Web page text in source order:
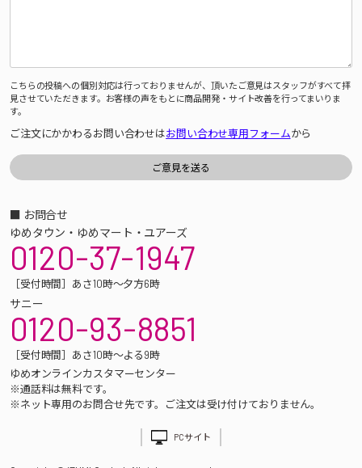
こちらの投稿への個別対応は行っておりませんが、頂いたご意見はスタッフがすべて拝
見させていただきます。お客様の声をもとに商品開発・サイト改善を行ってまいりま
す。
ご注文にかかわるお問い合わせはお問い合わせ専用フォームから
■ お問合せ
ゆめタウン・ゆめマート・ユアーズ
0120-37-1947
［受付時間］あさ10時～夕方6時
サニー
0120-93-8851
［受付時間］あさ10時～よる9時
ゆめオンラインカスタマーセンター
※通話料は無料です。
※ネット専用のお問合せ先です。ご注文は受け付けておりません。
PCサイト